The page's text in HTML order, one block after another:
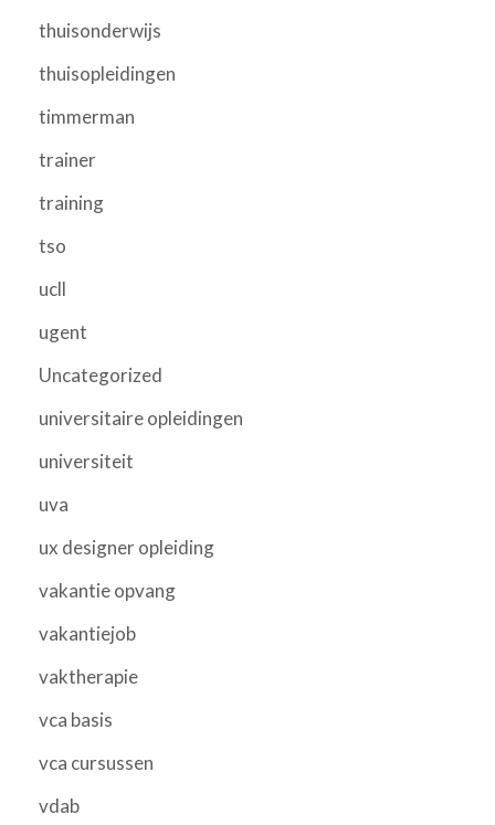
thuisonderwijs
thuisopleidingen
timmerman
trainer
training
tso
ucll
ugent
Uncategorized
universitaire opleidingen
universiteit
uva
ux designer opleiding
vakantie opvang
vakantiejob
vaktherapie
vca basis
vca cursussen
vdab